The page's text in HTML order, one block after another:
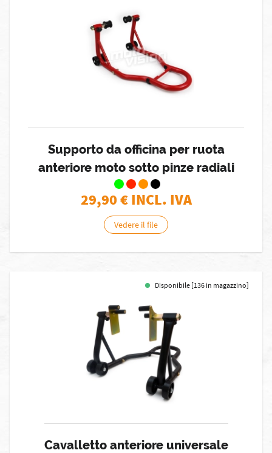
Supporto da officina per ruota
anteriore moto sotto pinze radiali
29,90€ INCL. IVA
Vedere il file
Disponibile [136 in magazzino]
Cavalletto anteriore universale